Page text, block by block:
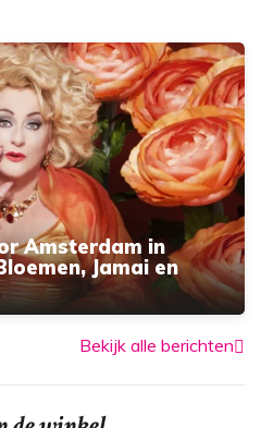
Amsterdam in
Jamai en
Bekijk alle berichten